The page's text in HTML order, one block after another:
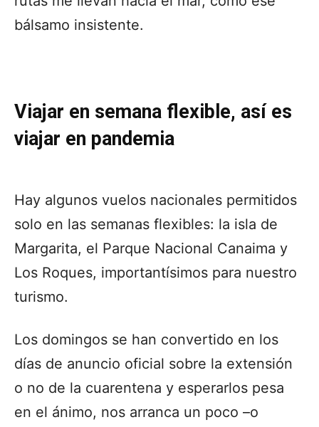
bálsamo insistente.
Viajar en semana flexible, así es
viajar en pandemia
Hay algunos vuelos nacionales permitidos
solo en las semanas flexibles: la isla de
Margarita, el Parque Nacional Canaima y
Los Roques, importantísimos para nuestro
turismo.
Los domingos se han convertido en los
días de anuncio oficial sobre la extensión
o no de la cuarentena y esperarlos pesa
en el ánimo, nos arranca un poco –o